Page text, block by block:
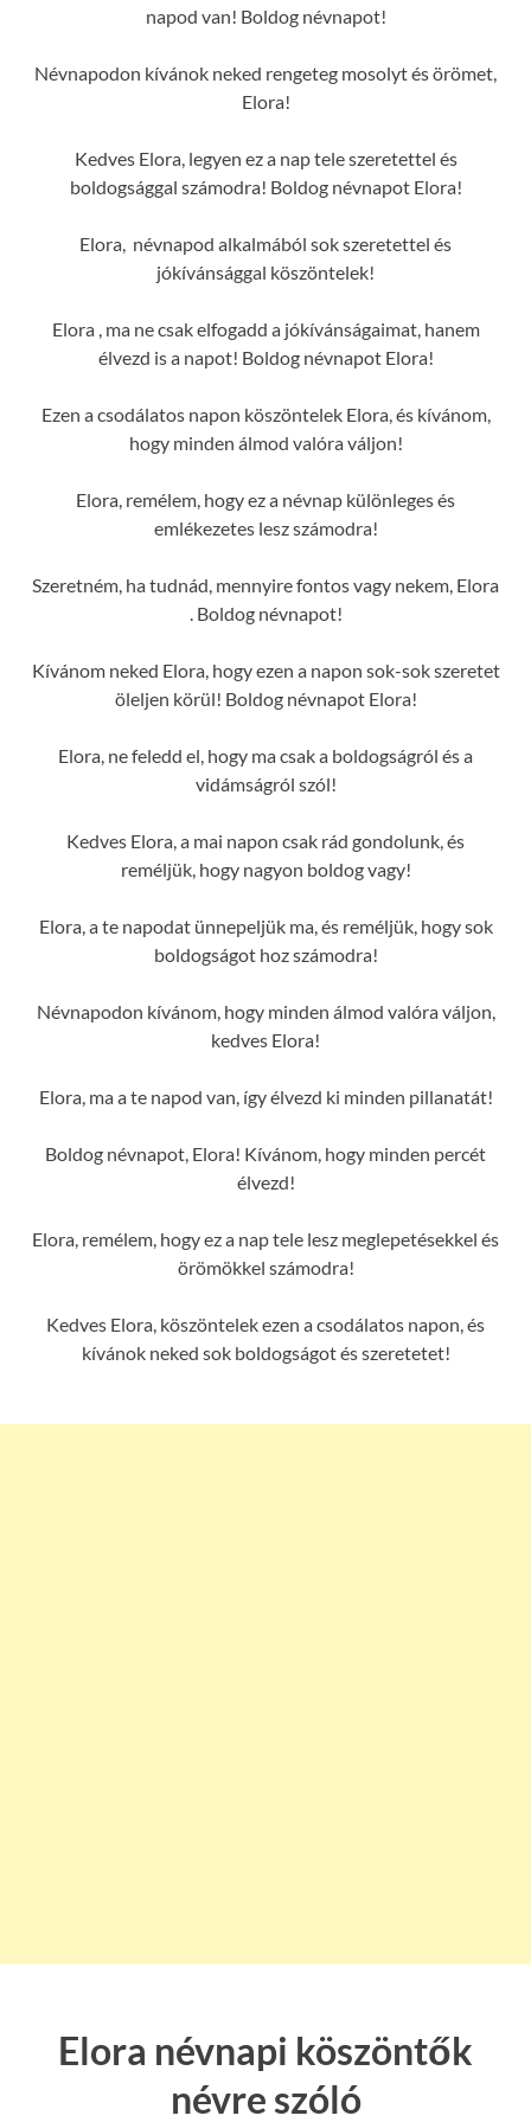
napod van! Boldog névnapot!
Névnapodon kívánok neked rengeteg mosolyt és örömet,
Elora!
Kedves Elora, legyen ez a nap tele szeretettel és
boldogsággal számodra! Boldog névnapot Elora!
Elora, névnapod alkalmából sok szeretettel és
jókívánsággal köszöntelek!
Elora , ma ne csak elfogadd a jókívánságaimat, hanem
élvezd is a napot! Boldog névnapot Elora!
Ezen a csodálatos napon köszöntelek Elora, és kívánom,
hogy minden álmod valóra váljon!
Elora, remélem, hogy ez a névnap különleges és
emlékezetes lesz számodra!
Szeretném, ha tudnád, mennyire fontos vagy nekem, Elora
. Boldog névnapot!
Kívánom neked Elora, hogy ezen a napon sok-sok szeretet
öleljen körül! Boldog névnapot Elora!
Elora, ne feledd el, hogy ma csak a boldogságról és a
vidámságról szól!
Kedves Elora, a mai napon csak rád gondolunk, és
reméljük, hogy nagyon boldog vagy!
Elora, a te napodat ünnepeljük ma, és reméljük, hogy sok
boldogságot hoz számodra!
Névnapodon kívánom, hogy minden álmod valóra váljon,
kedves Elora!
Elora, ma a te napod van, így élvezd ki minden pillanatát!
Boldog névnapot, Elora! Kívánom, hogy minden percét
élvezd!
Elora, remélem, hogy ez a nap tele lesz meglepetésekkel és
örömökkel számodra!
Kedves Elora, köszöntelek ezen a csodálatos napon, és
kívánok neked sok boldogságot és szeretetet!
Elora névnapi köszöntők
névre szóló